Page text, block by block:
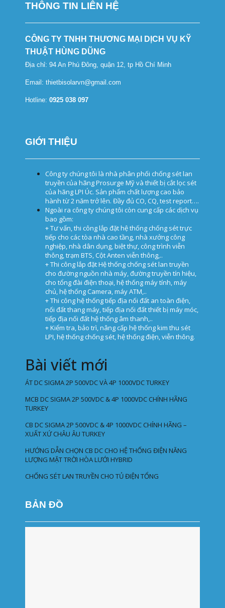
THÔNG TIN LIÊN HỆ
CÔNG TY TNHH THƯƠNG MẠI DỊCH VỤ KỸ
THUẬT HÙNG DŨNG
Địa chỉ: 94 An Phú Đông, quận 12, tp Hồ Chí Minh
Email: thietbisolarvn@gmail.com
Hotline: 0925 038 097
GIỚI THIỆU
Công ty chúng tôi là nhà phân phối chống sét lan
truyền của hãng Prosurge Mỹ và thiết bị cắt lọc sét
của hãng LPI Úc. Sản phẩm chất lượng cao bảo
hành từ 2 năm trở lên. Đầy đủ CO, CQ, test report….
Ngoài ra công ty chúng tôi còn cung cấp các dịch vụ
bao gồm:
+ Tư vấn, thi công lắp đặt hệ thống chống sét trực
tiếp cho các tòa nhà cao tầng, nhà xưởng công
nghiệp, nhà dân dụng, biệt thự, công trình viễn
thông, trạm BTS, Cột Anten viễn thông,..
+ Thi công lắp đặt Hệ thống chống sét lan truyền
cho đường nguồn nhà máy, đường truyền tín hiệu,
cho tổng đài điện thoại, hệ thống máy tính, máy
chủ, hệ thống Camera, máy ATM,..
+ Thi công hệ thống tiếp địa nối đất an toàn điện,
nối đất thang máy, tiếp địa nối đất thiết bị máy móc,
tiếp địa nối đất hệ thống âm thanh,..
+ Kiểm tra, bảo trì, nâng cấp hệ thống kim thu sét
LPI, hệ thống chống sét, hệ thống điện, viễn thông.
Bài viết mới
ÁT DC SIGMA 2P 500VDC VÀ 4P 1000VDC TURKEY
MCB DC SIGMA 2P 500VDC & 4P 1000VDC CHÍNH HÃNG
TURKEY
CB DC SIGMA 2P 500VDC & 4P 1000VDC CHÍNH HÃNG –
XUẤT XỨ CHÂU ÂU TURKEY
HƯỚNG DẪN CHỌN CB DC CHO HỆ THỐNG ĐIỆN NĂNG
LƯỢNG MẶT TRỜI HÒA LƯỚI HYBRID
CHỐNG SÉT LAN TRUYỀN CHO TỦ ĐIỆN TỔNG
BẢN ĐỒ